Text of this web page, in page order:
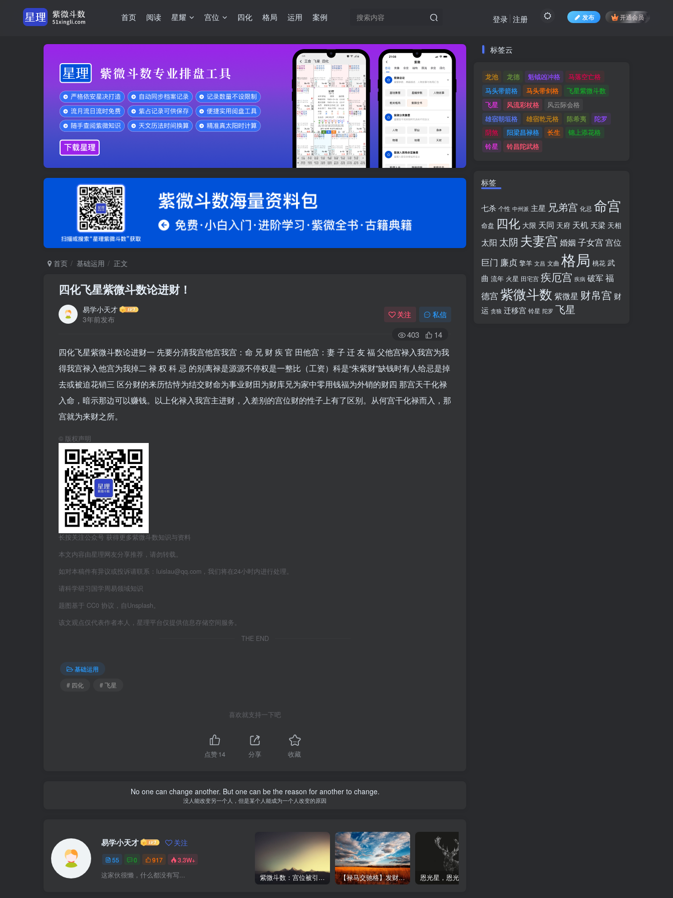
首页 阅读 星耀 宫位 四化 格局 运用 案例 发布 开通会员
登录 注册
首页 基础运用 正文
四化飞星紫微斗数论进财！
易学小天才
3年前发布
关注 私信
403 14
四化飞星紫微斗数论进财一 先要分清我宫他宫我宫：命 兄 财 疾 官 田他宫：妻 子 迁 友 福 父他宫禄入我宫为我
得我宫禄入他宫为我掉二 禄 权 科 忌 的别离禄是源源不停权是一整比（工资）科是“朱紫财”缺钱时有人给忌是掉
去或被迫花销三 区分财的来历怙恃为结交财命为事业财田为财库兄为家中零用钱福为外销的财四 那宫天干化禄
入命，暗示那边可以赚钱。以上化禄入我宫主进财，入差别的宫位财的性子上有了区别。从何宫干化禄而入，那
宫就为来财之所。
© 版权声明
长按关注公众号 获得更多紫微斗数知识与资料
本文内容由星理网友分享推荐，请勿转载。
如对本稿件有异议或投诉请联系：luislau@qq.com，我们将在24小时内进行处理。
请科学研习国学周易领域知识
题图基于 CC0 协议，自Unsplash。
该文观点仅代表作者本人，星理平台仅提供信息存储空间服务。
THE END
基础运用
# 四化
# 飞星
喜欢就支持一下吧
点赞14 分享 收藏
No one can change another. But one can be the reason for another to change.
没人能改变另一个人，但是某个人能成为一个人改变的原因
易学小天才 关注
55 0 917 3.3W+
这家伙很懒，什么都没有写... 紫微斗数：宫位被引​​动，必有事发生！那…何谓被引动？ 【禄马交驰格】发财异乡-紫微斗数格局 恩光星，恩光星入命宫
标签云
龙池 龙德 魁钺凶冲格
马落空亡格
马头带箭格
马头带剑格
飞星紫微斗数
飞星
风流彩杖格
风云际会格
雄宿朝垣格
雄宿乾元格 陈希夷
陀罗
阴煞
阳梁昌禄格 长生
锦上添花格
铃星
铃昌陀武格
标签云
龙池 龙德 魁钺凶冲格
马落空亡格
马头带箭格
马头带剑格
飞星紫微斗数
飞星
风流彩杖格
风云际会格
雄宿朝垣格
雄宿乾元格 陈希夷
陀罗
阴煞
阳梁昌禄格 长生
锦上添花格
铃星
铃昌陀武格
标签
七杀 个性 中州派 主星 兄弟宫 化忌 命宫
命盘 四化 大限 天同 天府 天机 天梁 天相
太阳 太阴 夫妻宫 婚姻 子女宫 宫位
巨门 廉贞 擎羊 文昌 文曲 格局 桃花 武
曲 流年 火星 田宅宫 疾厄宫 疾病 破军福
德宫 紫微斗数 紫微星 财帛宫 财
运 贪狼 迁移宫 铃星 陀罗 飞星